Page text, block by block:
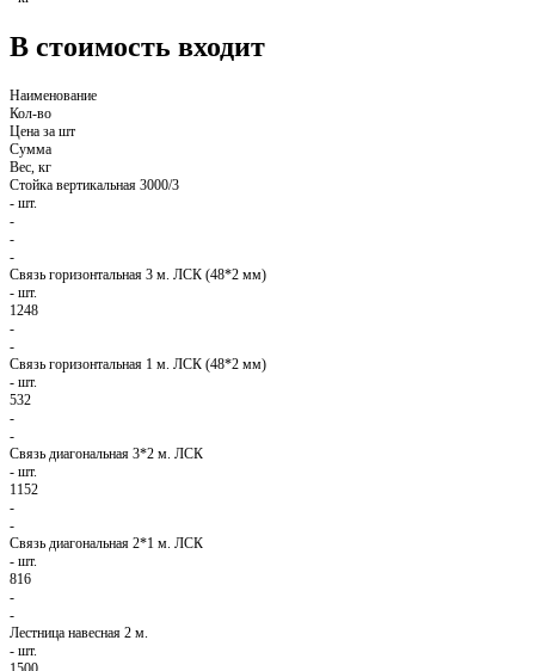
В стоимость входит
Наименование
Кол-во
Цена за шт
Сумма
Вес, кг
Стойка вертикальная 3000/3
- шт.
-
-
-
Связь горизонтальная 3 м. ЛСК (48*2 мм)
- шт.
1248
-
-
Связь горизонтальная 1 м. ЛСК (48*2 мм)
- шт.
532
-
-
Связь диагональная 3*2 м. ЛСК
- шт.
1152
-
-
Связь диагональная 2*1 м. ЛСК
- шт.
816
-
-
Лестница навесная 2 м.
- шт.